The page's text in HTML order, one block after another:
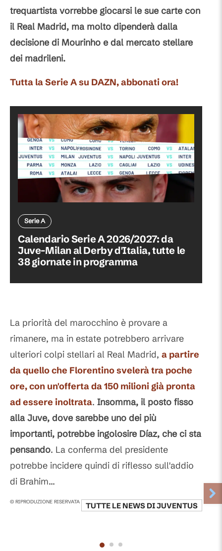
trequartista vorrebbe giocarsi le sue carte con
il Real Madrid, ma molto dipenderà dalla
decisione di Mourinho e dal mercato stellare
dei madrileni.
Tutta la Serie A su DAZN, abbonati ora!
Serie A
Calendario Serie A 2026/2027: da
Juve-Milan al Derby d'Italia, tutte le
38 giornate in programma
La priorità del marocchino è provare a
rimanere, ma in estate potrebbero arrivare
ulteriori colpi stellari al Real Madrid, a partire
da quello che Florentino svelerà tra poche
ore, con un'offerta da 150 milioni già pronta
ad essere inoltrata. Insomma, il posto fisso
alla Juve, dove sarebbe uno dei più
importanti, potrebbe ingolosire Díaz, che ci sta
pensando. La conferma del presidente
potrebbe incidere quindi di riflesso sull'addio
di Brahim...
© RIPRODUZIONE RISERVATA TUTTE LE NEWS DIJUVENTUS